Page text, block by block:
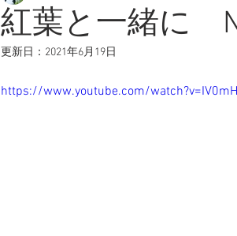
紅葉と一緒に
更新日： 2021年6月19日
https://www.youtube.com/